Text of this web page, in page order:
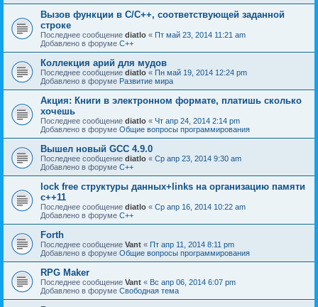
Вызов функции в C/C++, соответствующей заданной
строке
Последнее сообщение diatlo « Пт май 23, 2014 11:21 am
Добавлено в форуме C++
Коллекция арий для мудов
Последнее сообщение diatlo « Пн май 19, 2014 12:24 pm
Добавлено в форуме Развитие мира
Акция: Книги в электронном формате, платишь сколько
хочешь
Последнее сообщение diatlo « Чт апр 24, 2014 2:14 pm
Добавлено в форуме Общие вопросы программирования
Вышел новый GCC 4.9.0
Последнее сообщение diatlo « Ср апр 23, 2014 9:30 am
Добавлено в форуме C++
lock free структуры данных+links на организацию памяти
c++11
Последнее сообщение diatlo « Ср апр 16, 2014 10:22 am
Добавлено в форуме C++
Forth
Последнее сообщение Vant « Пт апр 11, 2014 8:11 pm
Добавлено в форуме Общие вопросы программирования
RPG Maker
Последнее сообщение Vant « Вс апр 06, 2014 6:07 pm
Добавлено в форуме Свободная тема